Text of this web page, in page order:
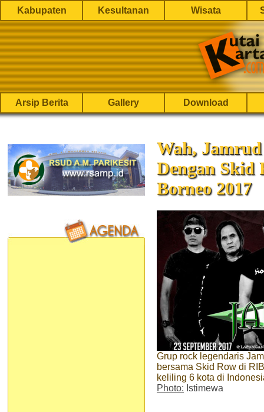
Kabupaten Kesultanan Wisata
Arsip Berita Gallery Download
Wah,
Dengan Skid
Borneo 2017
Grup rock legendaris
bersama Skid Row di
keliling 6 kota di
Photo: Istimewa